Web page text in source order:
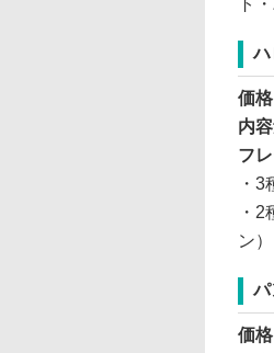
ト
ハ
価格
内
フ
・
・
ン）
パ
価格